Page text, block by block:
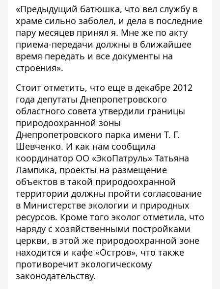
«Предыдущий батюшка, что вел службу в
храме сильно заболел, и дела в последние
пару месяцев принял я. Мне же по акту
приема-передачи должны в ближайшее
время передать и все документы на
строения».
Стоит отметить, что еще в декабре 2012
года депутаты Днепропетровского
областного совета утвердили границы
природоохранной зоны
Днепропетровского парка имени Т. Г.
Шевченко. И как нам сообщила
координатор ОО «ЭкоПатруль» Татьяна
Лампика, проекты на размещение
объектов в такой природоохранной
территории должны пройти согласование
в Министерстве экологии и природных
ресурсов. Кроме того эколог отметила, что
наряду с хозяйственными постройками
церкви, в этой же природоохранной зоне
находится и кафе «Остров», что также
противоречит экологическому
законодательству.